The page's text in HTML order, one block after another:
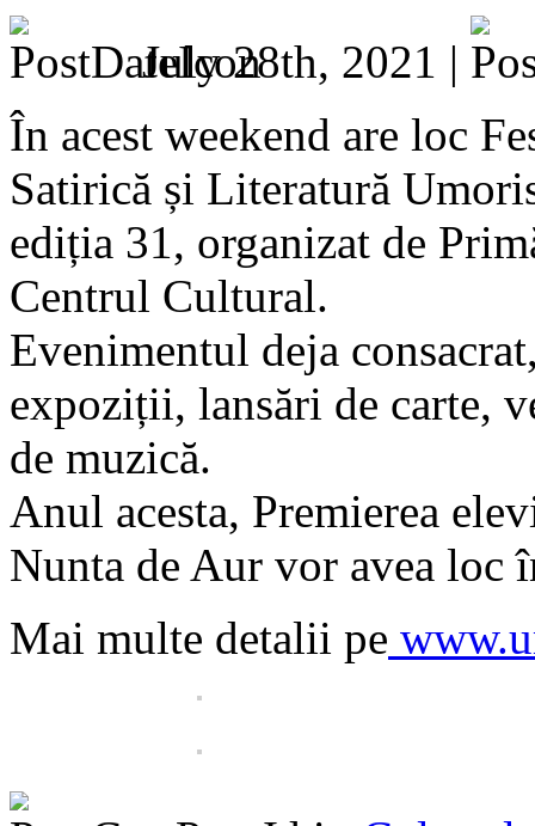
July 28th, 2021 |
În acest weekend are loc
Satirică și Literatură
ediția 31, organizat de
Centrul Cultural.
Evenimentul deja
expoziții, lansări de carte,
de muzică.
Anul acesta, Premierea
Nunta de Aur vor avea loc
Mai multe detalii pe